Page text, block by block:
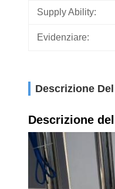
Supply Ability:
Evidenziare:
Descrizione
Descrizione